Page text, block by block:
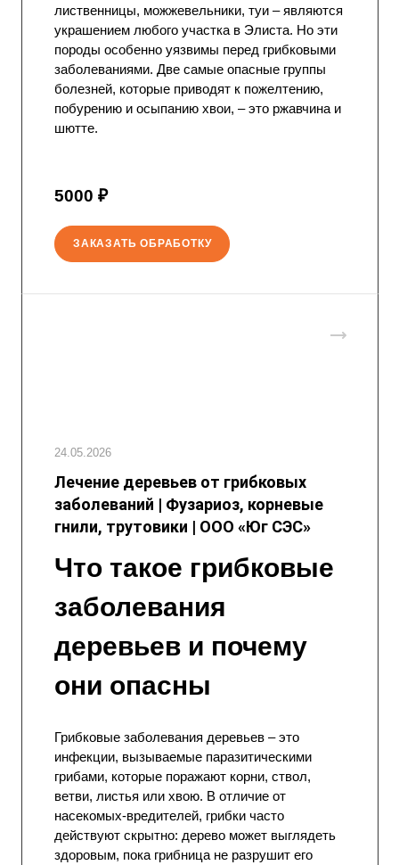
лиственницы, можжевельники, туи – являются
украшением любого участка в Элиста. Но эти
породы особенно уязвимы перед грибковыми
заболеваниями. Две самые опасные группы
болезней, которые приводят к пожелтению,
побурению и осыпанию хвои, – это ржавчина и
шютте.
5000 ₽
ЗАКАЗАТЬ ОБРАБОТКУ
24.05.2026
Лечение деревьев от грибковых
заболеваний | Фузариоз, корневые
гнили, трутовики | ООО «Юг СЭС»
Что такое грибковые
заболевания
деревьев и почему
они опасны
Грибковые заболевания деревьев – это
инфекции, вызываемые паразитическими
грибами, которые поражают корни, ствол,
ветви, листья или хвою. В отличие от
насекомых-вредителей, грибки часто
действуют скрытно: дерево может выглядеть
здоровым, пока грибница не разрушит его